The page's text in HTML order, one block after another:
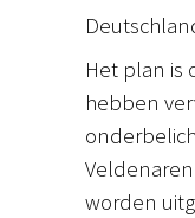
Het plan is
hebben
worden